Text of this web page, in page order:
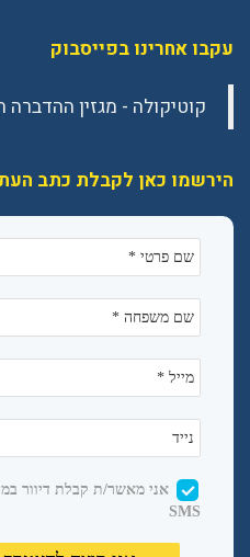
עקבו אחרינו בפייסבוק
הירשמו כאן לקבלת כתב